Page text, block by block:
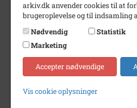
Vojens
før:
arkiv.dk anvender cookies til at
brugeroplevelse og til indsamling
Nødvendig
Statistik
Marketing
Accepter nødvendige
Vis cookie oplysninger